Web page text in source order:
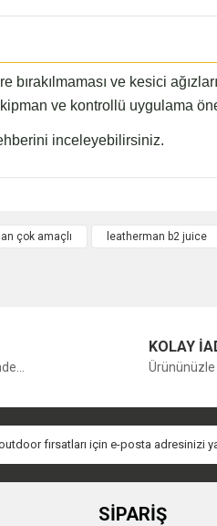
bırakılmaması ve kesici
ve kontrollü uygulama
inceleyebilirsiniz.
çok amaçlı leatherman b2 juice
KOLAY
Ürününüzle
SİPARİŞ